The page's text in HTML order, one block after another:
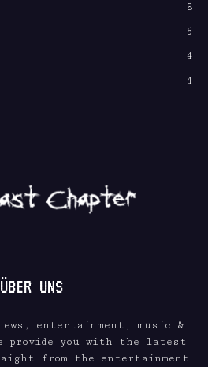
8
5
4
4
ÜBER UNS
entertainment, music &
provide you with the latest
from the entertainment